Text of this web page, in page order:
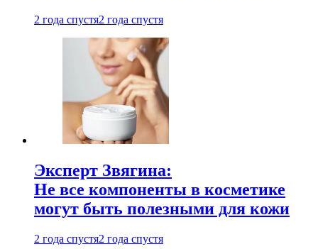
2 года спустя2 года спустя
Эксперт Звягина:
Не все компоненты в косметике
могут быть полезными для кожи
2 года спустя2 года спустя